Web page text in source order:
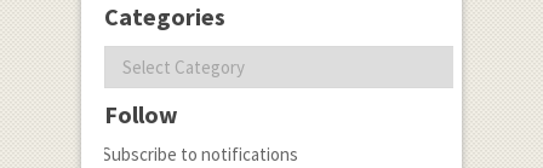
Categories
Categories
Follow
Subscribe to notifications